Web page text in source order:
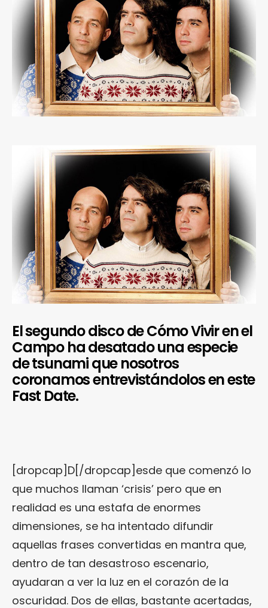
El segundo disco de Cómo Vivir en el
Campo ha desatado una especie
de tsunami que nosotros
coronamos entrevistándolos en este
Fast Date.
[dropcap]D[/dropcap]esde que comenzó lo
que muchos llaman ‘crisis’ pero que en
realidad es una estafa de enormes
dimensiones, se ha intentado difundir
aquellas frases convertidas en mantra que,
dentro de tan desastroso escenario,
ayudaran a ver la luz en el corazón de la
oscuridad. Dos de ellas, bastante acertadas,